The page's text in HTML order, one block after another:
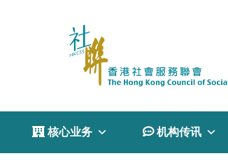
 核心业务  机构传讯